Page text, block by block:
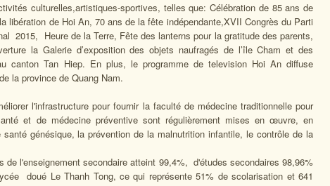
culturelles,artistiques-sportives, telles que: Célébration de 85 ans de
libération de Hoi An, 70 ans de la fête indépendante,XVII Congrès du Parti
2015, Heure de la Terre, Fête des lanterns pour la gratitude des parents,
la Galerie d’exposition des objets naufragés de l’île Cham et des
canton Tan Hiep. En plus, le programme de television Hoi An diffuse
la province de Quang Nam.
l'infrastructure pour fournir la faculté de médecine traditionnelle pour
et de médecine préventive sont régulièrement mises en œuvre, en
génésique, la prévention de la malnutrition infantile, le contrôle de la
de l'enseignement secondaire atteint 99,4%, d'études secondaires 98,96%
doué Le Thanh Tong, ce qui représente 51% de scolarisation et 641